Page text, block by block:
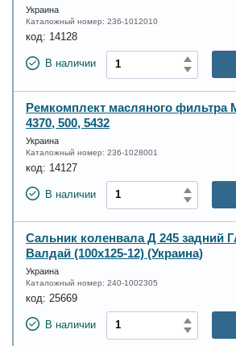
Украина
Каталожный номер: 236-1012010
код: 14128
В наличии
Ремкомплект масляного
4370, 500, 5432
Украина
Каталожный номер: 236-1028001
код: 14127
В наличии
Сальник коленвала Д 245 задний
Валдай (100х125-12) (Украина)
Украина
Каталожный номер: 240-1002305
код: 25669
В наличии